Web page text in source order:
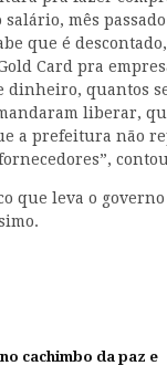
salário, mês
que é
Card pra
dinheiro, quantos
liberar,
a prefeitura não
que leva o
cachimbo da paz e